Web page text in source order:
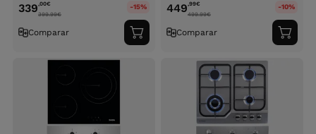
339,00€
399.99€
-15%
Comparar
Adicionar
ao
449,99€
499.99€
-10%
Comparar
ao